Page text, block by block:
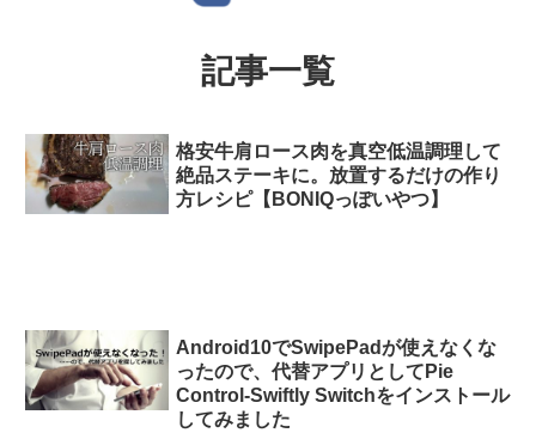
記事一覧
格安牛肩ロース肉を真空低温調理して
絶品ステーキに。放置するだけの作り
方レシピ【BONIQっぽいやつ】
Android10でSwipePadが使えなくな
ったので、代替アプリとしてPie
Control-Swiftly Switchをインストール
してみました